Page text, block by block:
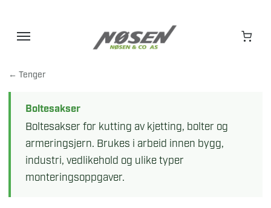
← Tenger
Boltesakser
Boltesakser for kutting av kjetting, bolter og
armeringsjern. Brukes i arbeid innen bygg,
industri, vedlikehold og ulike typer
monteringsoppgaver.